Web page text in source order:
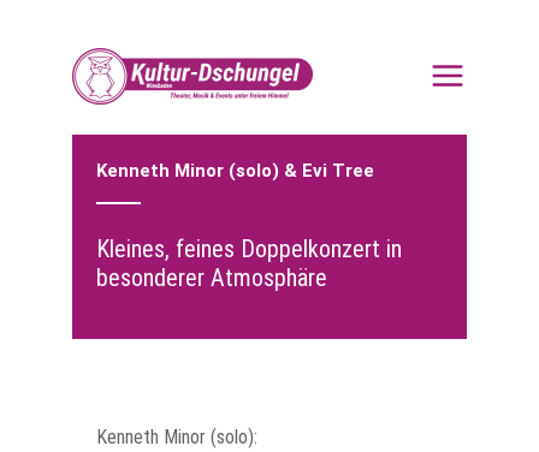
springen
Kenneth Minor (solo) & Evi Tree
Kleines, feines Doppelkonzert in
besonderer Atmosphäre
Kenneth Minor (solo):